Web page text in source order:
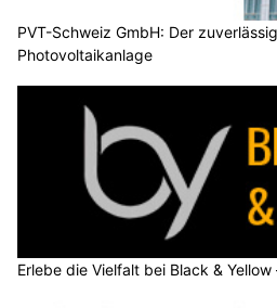
PVT-Schweiz GmbH: Der
Photovoltaikanlage
Erlebe die Vielfalt bei Black &